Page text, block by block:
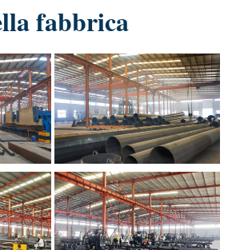
fabbrica